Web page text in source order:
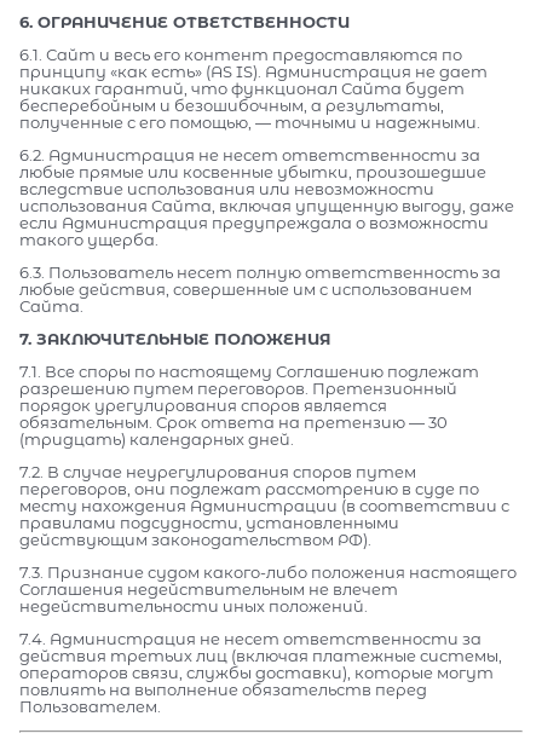
6. ОГРАНИЧЕНИЕ ОТВЕТСТВЕННОСТИ
6.1. Сайт и весь его контент предоставляются по
принципу «как есть» (AS IS). Администрация не дает
никаких гарантий, что функционал Сайта будет
бесперебойным и безошибочным, а результаты,
полученные с его помощью, — точными и надежными.
6.2. Администрация не несет ответственности за
любые прямые или косвенные убытки, произошедшие
вследствие использования или невозможности
использования Сайта, включая упущенную выгоду, даже
если Администрация предупреждала о возможности
такого ущерба.
6.3. Пользователь несет полную ответственность за
любые действия, совершенные им с использованием
Сайта.
7. ЗАКЛЮЧИТЕЛЬНЫЕ ПОЛОЖЕНИЯ
7.1. Все споры по настоящему Соглашению подлежат
разрешению путем переговоров. Претензионный
порядок урегулирования споров является
обязательным. Срок ответа на претензию — 30
(тридцать) календарных дней.
7.2. В случае неурегулирования споров путем
переговоров, они подлежат рассмотрению в суде по
месту нахождения Администрации (в соответствии с
правилами подсудности, установленными
действующим законодательством РФ).
7.3. Признание судом какого-либо положения настоящего
Соглашения недействительным не влечет
недействительности иных положений.
7.4. Администрация не несет ответственности за
действия третьих лиц (включая платежные системы,
операторов связи, службы доставки), которые могут
повлиять на выполнение обязательств перед
Пользователем.